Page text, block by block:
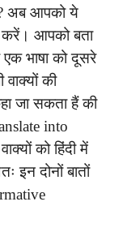
अब आपको ये
करें। आपको बता
भाषा को दूसरे
वाक्यों की
जा सकता हैं की
into
को हिंदी में
इन दोनों बातों